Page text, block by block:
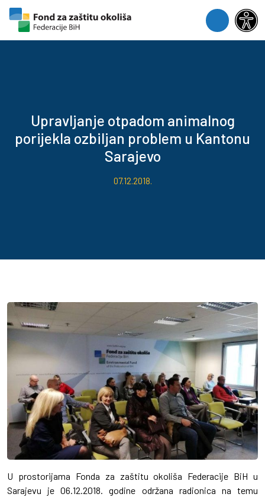
Skip to content
Skip to footer
Menu
Upravljanje otpadom animalnog
porijekla ozbiljan problem u Kantonu
Sarajevo
07.12.2018.
U prostorijama Fonda za zaštitu okoliša Federacije BiH u
Sarajevu je 06.12.2018. godine održana radionica na temu